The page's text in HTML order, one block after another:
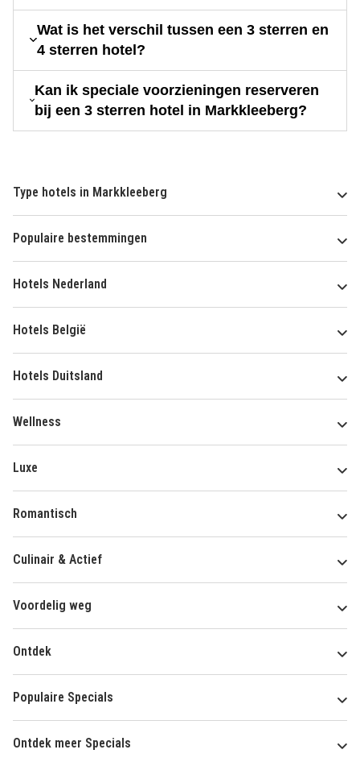
Wat is het verschil tussen een 3 sterren en
4 sterren hotel?
Kan ik speciale voorzieningen reserveren
bij een 3 sterren hotel in Markkleeberg?
Type hotels in Markkleeberg
Populaire bestemmingen
Hotels Nederland
Hotels België
Hotels Duitsland
Wellness
Luxe
Romantisch
Culinair & Actief
Voordelig weg
Ontdek
Populaire Specials
Ontdek meer Specials